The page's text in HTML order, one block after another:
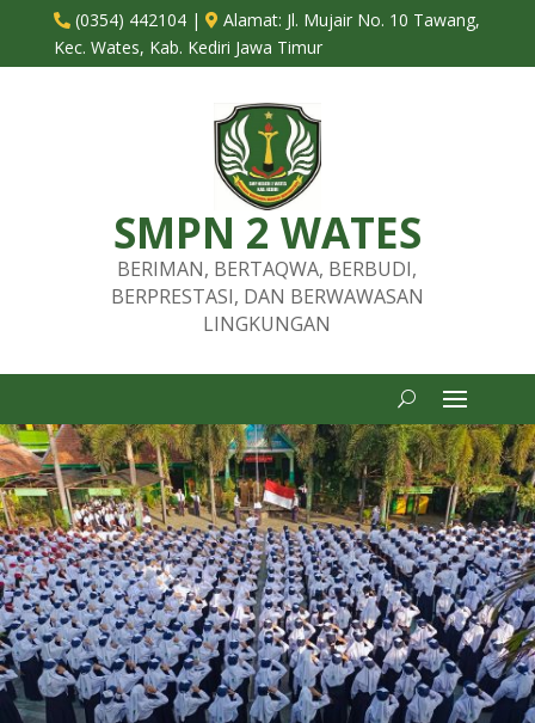
 (0354) 442104|  Alamat: Jl. Mujair No. 10 Tawang,
Kec. Wates, Kab. Kediri Jawa Timur
SMPN 2 WATES
BERIMAN, BERTAQWA, BERBUDI,
BERPRESTASI, DAN BERWAWASAN
LINGKUNGAN